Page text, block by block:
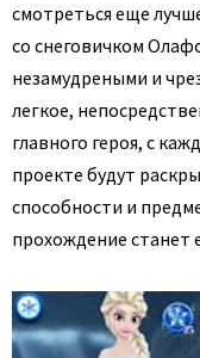
смотреться еще
со снеговичком
незамудреными и
легкое,
главного героя, с
проекте будут
способности и
прохождение станет